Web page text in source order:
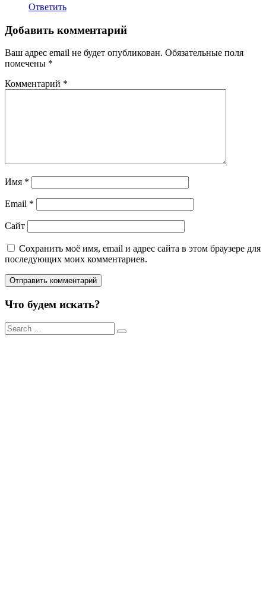
Ответить
Добавить комментарий
Ваш адрес email не будет опубликован. Обязательные поля
помечены *
Комментарий *
Имя *
Email *
Сайт
Сохранить моё имя, email и адрес сайта в этом браузере для
последующих моих комментариев.
Что будем искать?
Результаты
поиска